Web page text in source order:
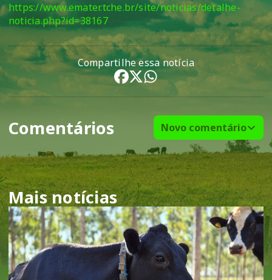
https://www.emater.tche.br/site/noticias/detalhe-
noticia.php?id=38167
Compartilhe essa notícia
Comentários Novo comentário
Mais notícias